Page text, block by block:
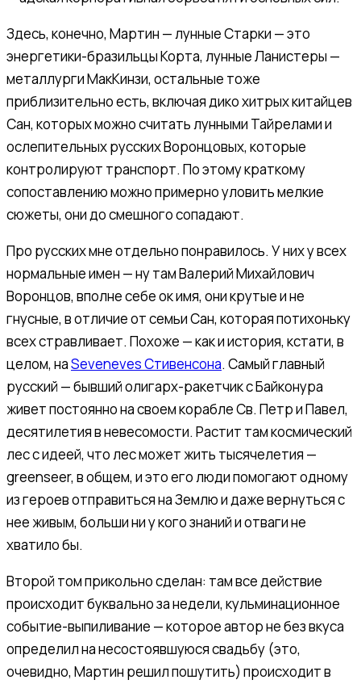
Здесь, конечно, Мартин — лунные Старки — это
энергетики-бразильцы Корта, лунные Ланистеры —
металлурги МакКинзи, остальные тоже
приблизительно есть, включая дико хитрых китайцев
Сан, которых можно считать лунными Тайрелами и
ослепительных русских Воронцовых, которые
контролируют транспорт. По этому краткому
сопоставлению можно примерно уловить мелкие
сюжеты, они до смешного сопадают.
Про русских мне отдельно понравилось. У них у всех
нормальные имен — ну там Валерий Михайлович
Воронцов, вполне себе ок имя, они крутые и не
гнусные, в отличие от семьи Сан, которая потихоньку
всех стравливает. Похоже — как и история, кстати, в
целом, наSeveneves Стивенсона. Самый главный
русский — бывший олигарх-ракетчик с Байконура
живет постоянно на своем корабле Св. Петр и Павел,
десятилетия в невесомости. Растит там космический
лес с идеей, что лес может жить тысячелетия —
greenseer, в общем, и это его люди помогают одному
из героев отправиться на Землю и даже вернуться с
нее живым, больши ни у кого знаний и отваги не
хватило бы.
Второй том прикольно сделан: там все действие
происходит буквально за недели, кульминационное
событие-выпиливание — которое автор не без вкуса
определил на несостоявшуюся свадьбу (это,
очевидно, Мартин решил пошутить) происходит в